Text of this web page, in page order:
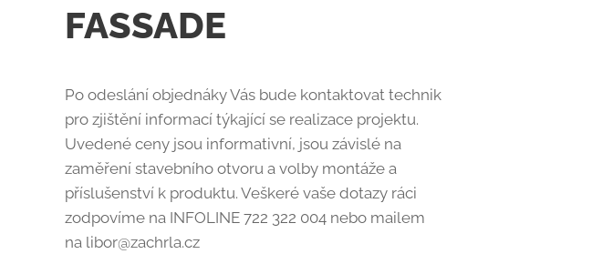
FASSADE
Po odeslání objednáky Vás bude kontaktovat technik
pro zjištění informací týkající se realizace projektu.
Uvedené ceny jsou informativní, jsou závislé na
zaměření stavebního otvoru a volby montáže a
příslušenství k produktu. Veškeré vaše dotazy ráci
zodpovíme na INFOLINE 722 322 004 nebo mailem
na libor@zachrla.cz